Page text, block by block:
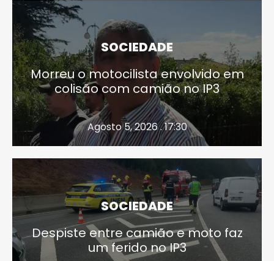
SOCIEDADE
Morreu o motocilista envolvido em
colisão com camião no IP3
Agosto 5, 2026 . 17:30
SOCIEDADE
Despiste entre camião e moto faz
um ferido no IP3